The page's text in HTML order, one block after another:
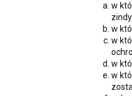
w
w
w
w
w